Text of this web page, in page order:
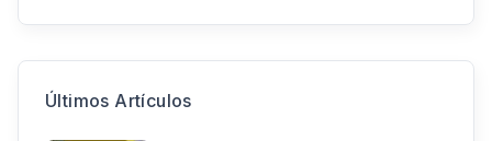
Últimos Artículos